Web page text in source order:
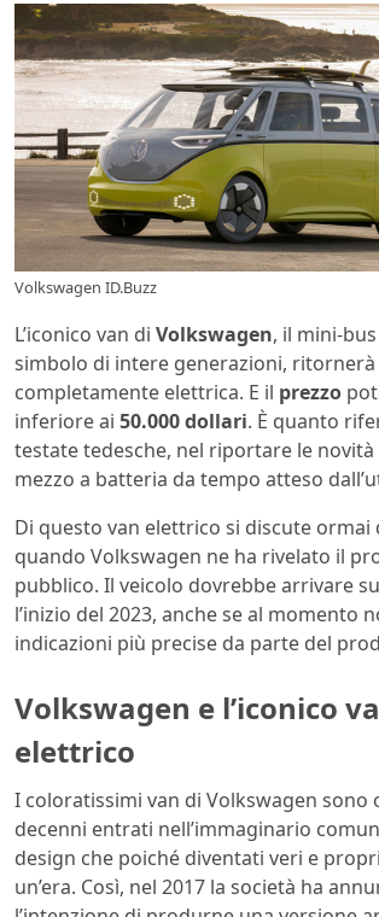
Volkswagen ID.Buzz
L’iconico van di Volkswagen, il mini-
simbolo di intere generazioni,
completamente elettrica. E il prezzo
inferiore ai 50.000 dollari. È quanto
testate tedesche, nel riportare le novità
mezzo a batteria da tempo atteso
Di questo van elettrico si discute ormai
quando Volkswagen ne ha rivelato il
pubblico. Il veicolo dovrebbe arrivare
l’inizio del 2023, anche se al momento
indicazioni più precise da parte del
Volkswagen e l’iconico
elettrico
I coloratissimi van di Volkswagen sono
decenni entrati nell’immaginario
design che poiché diventati veri e
un’era. Così, nel 2017 la società ha